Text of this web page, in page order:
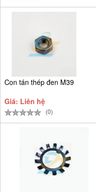
Con tán thép đen M39
Giá: Liên hệ
(0)